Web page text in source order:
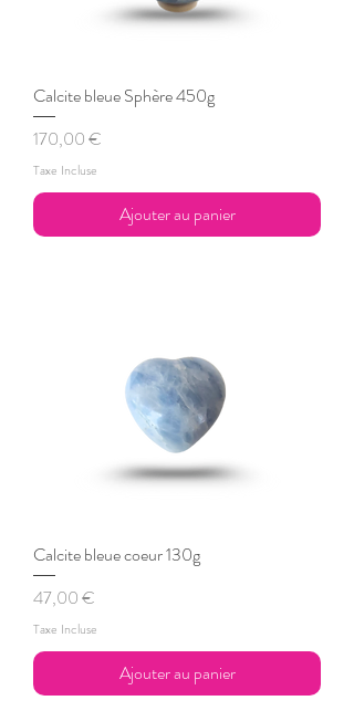
Calcite bleue Sphère 450g
Prix
170,00 €
Taxe Incluse
Ajouter au panier
Calcite bleue coeur 130g
Prix
47,00 €
Taxe Incluse
Ajouter au panier